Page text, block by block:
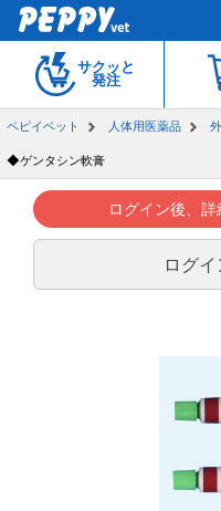
サクッと
発注
ペピイベット 人体用医薬品
◆ゲンタシン軟膏
ログイン後、
ログ